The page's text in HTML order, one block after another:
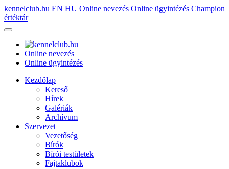
kennelclub.hu EN HU Online nevezés Online ügyintézés Champion
értéktár
Online nevezés
Online ügyintézés
Kezdőlap
Kereső
Hírek
Galériák
Archívum
Szervezet
Vezetőség
Bírók
Bírói testületek
Fajtaklubok